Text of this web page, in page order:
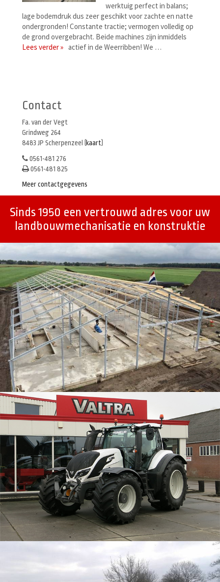
werktuig perfect in balans;
lage bodemdruk dus zeer geschikt voor zachte en natte
ondergronden! Constante tractie; vermogen volledig op
de grond overgebracht. Beide machines zijn inmiddels
actief in de Weerribben! We …
Lees verder »
Contact
Fa. van der Vegt
Grindweg 264
8483 JP Scherpenzeel (
kaart
0561-481 276
0561-481 825
Meer contactgegevens
Sinds 1950 een vertrouwd adres voor uw
landbouwmechanisatie en konstruktie